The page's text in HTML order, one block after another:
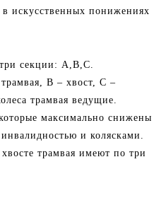
в искусственных понижениях
три секции: А,В,С.
В – хвост, С –
трамвая ведущие.
максимально снижены
и колясками.
трамвая имеют по три